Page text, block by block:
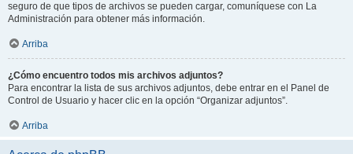
seguro de que tipos de archivos se pueden cargar, comuníquese con La
Administración para obtener más información.
Arriba
¿Cómo encuentro todos mis archivos adjuntos?
Para encontrar la lista de sus archivos adjuntos, debe entrar en el Panel de
Control de Usuario y hacer clic en la opción “Organizar adjuntos”.
Arriba